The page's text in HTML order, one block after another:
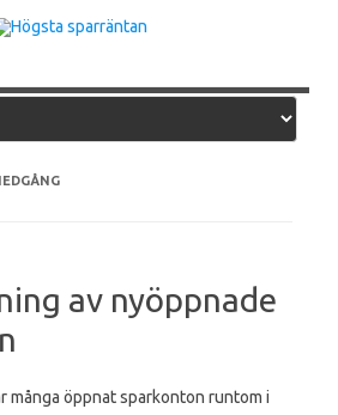
av nyöppnade
många öppnat sparkonton runtom i